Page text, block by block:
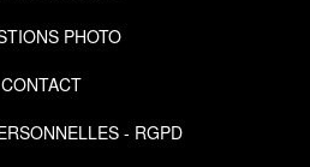
PHOTO
CONTACT
- RGPD